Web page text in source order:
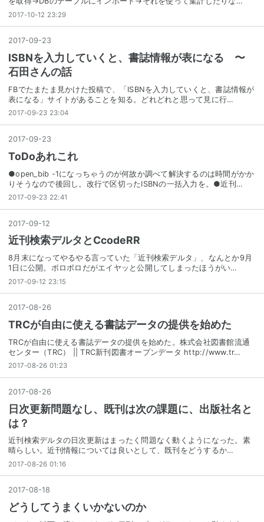
2017-10-12 23:29
2017-09-23
ISBNを入力していくと、書誌情報が表になる 〜
石田さんの話
FBでたまたま見かけた投稿で、「ISBNを入力していくと、書誌情報が
表になる」サイトがあることを知る。どれどれと思って見に行…
2017-09-23 23:04
2017-09-23
ToDoあれこれ
●open_bib -1になっちゃうのが何故か調べて解決するのは時間がかか
りそうなので後回し。改行で区切ったISBNの一括入力を。●近刊…
2017-09-23 22:41
2017-09-12
近刊検索デルタとCcodeRR
8月末になってやるやる言っていた「近刊検索デルタ」、なんとか9月
1日に公開。ボロボロだがエイヤッと公開してしまったほうがい…
2017-09-12 23:15
2017-08-26
TRCが自由に使える書誌データの提供を始めた
TRCが自由に使える書誌データの提供を始めた。株式会社図書館流通
センター（TRC） || TRC新刊図書オープンデータ http://www.tr…
2017-08-26 01:23
2017-08-26
日次更新問題なし、既刊は次の課題に、出版社名と
は？
近刊検索デルタの日次更新はまったく問題なく動くようになった。素
晴らしい。近刊情報については良いとして、既刊をどうするか…
2017-08-26 01:16
2017-08-18
どうしてうまくいかないのか